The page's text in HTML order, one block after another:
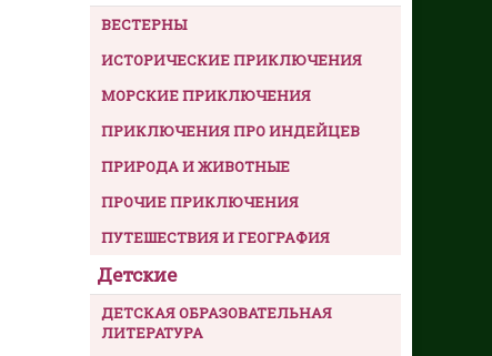
ВЕСТЕРНЫ
ИСТОРИЧЕСКИЕ ПРИКЛЮЧЕНИЯ
МОРСКИЕ ПРИКЛЮЧЕНИЯ
ПРИКЛЮЧЕНИЯ ПРО ИНДЕЙЦЕВ
ПРИРОДА И ЖИВОТНЫЕ
ПРОЧИЕ ПРИКЛЮЧЕНИЯ
ПУТЕШЕСТВИЯ И ГЕОГРАФИЯ
Детские
ДЕТСКАЯ ОБРАЗОВАТЕЛЬНАЯ
ЛИТЕРАТУРА